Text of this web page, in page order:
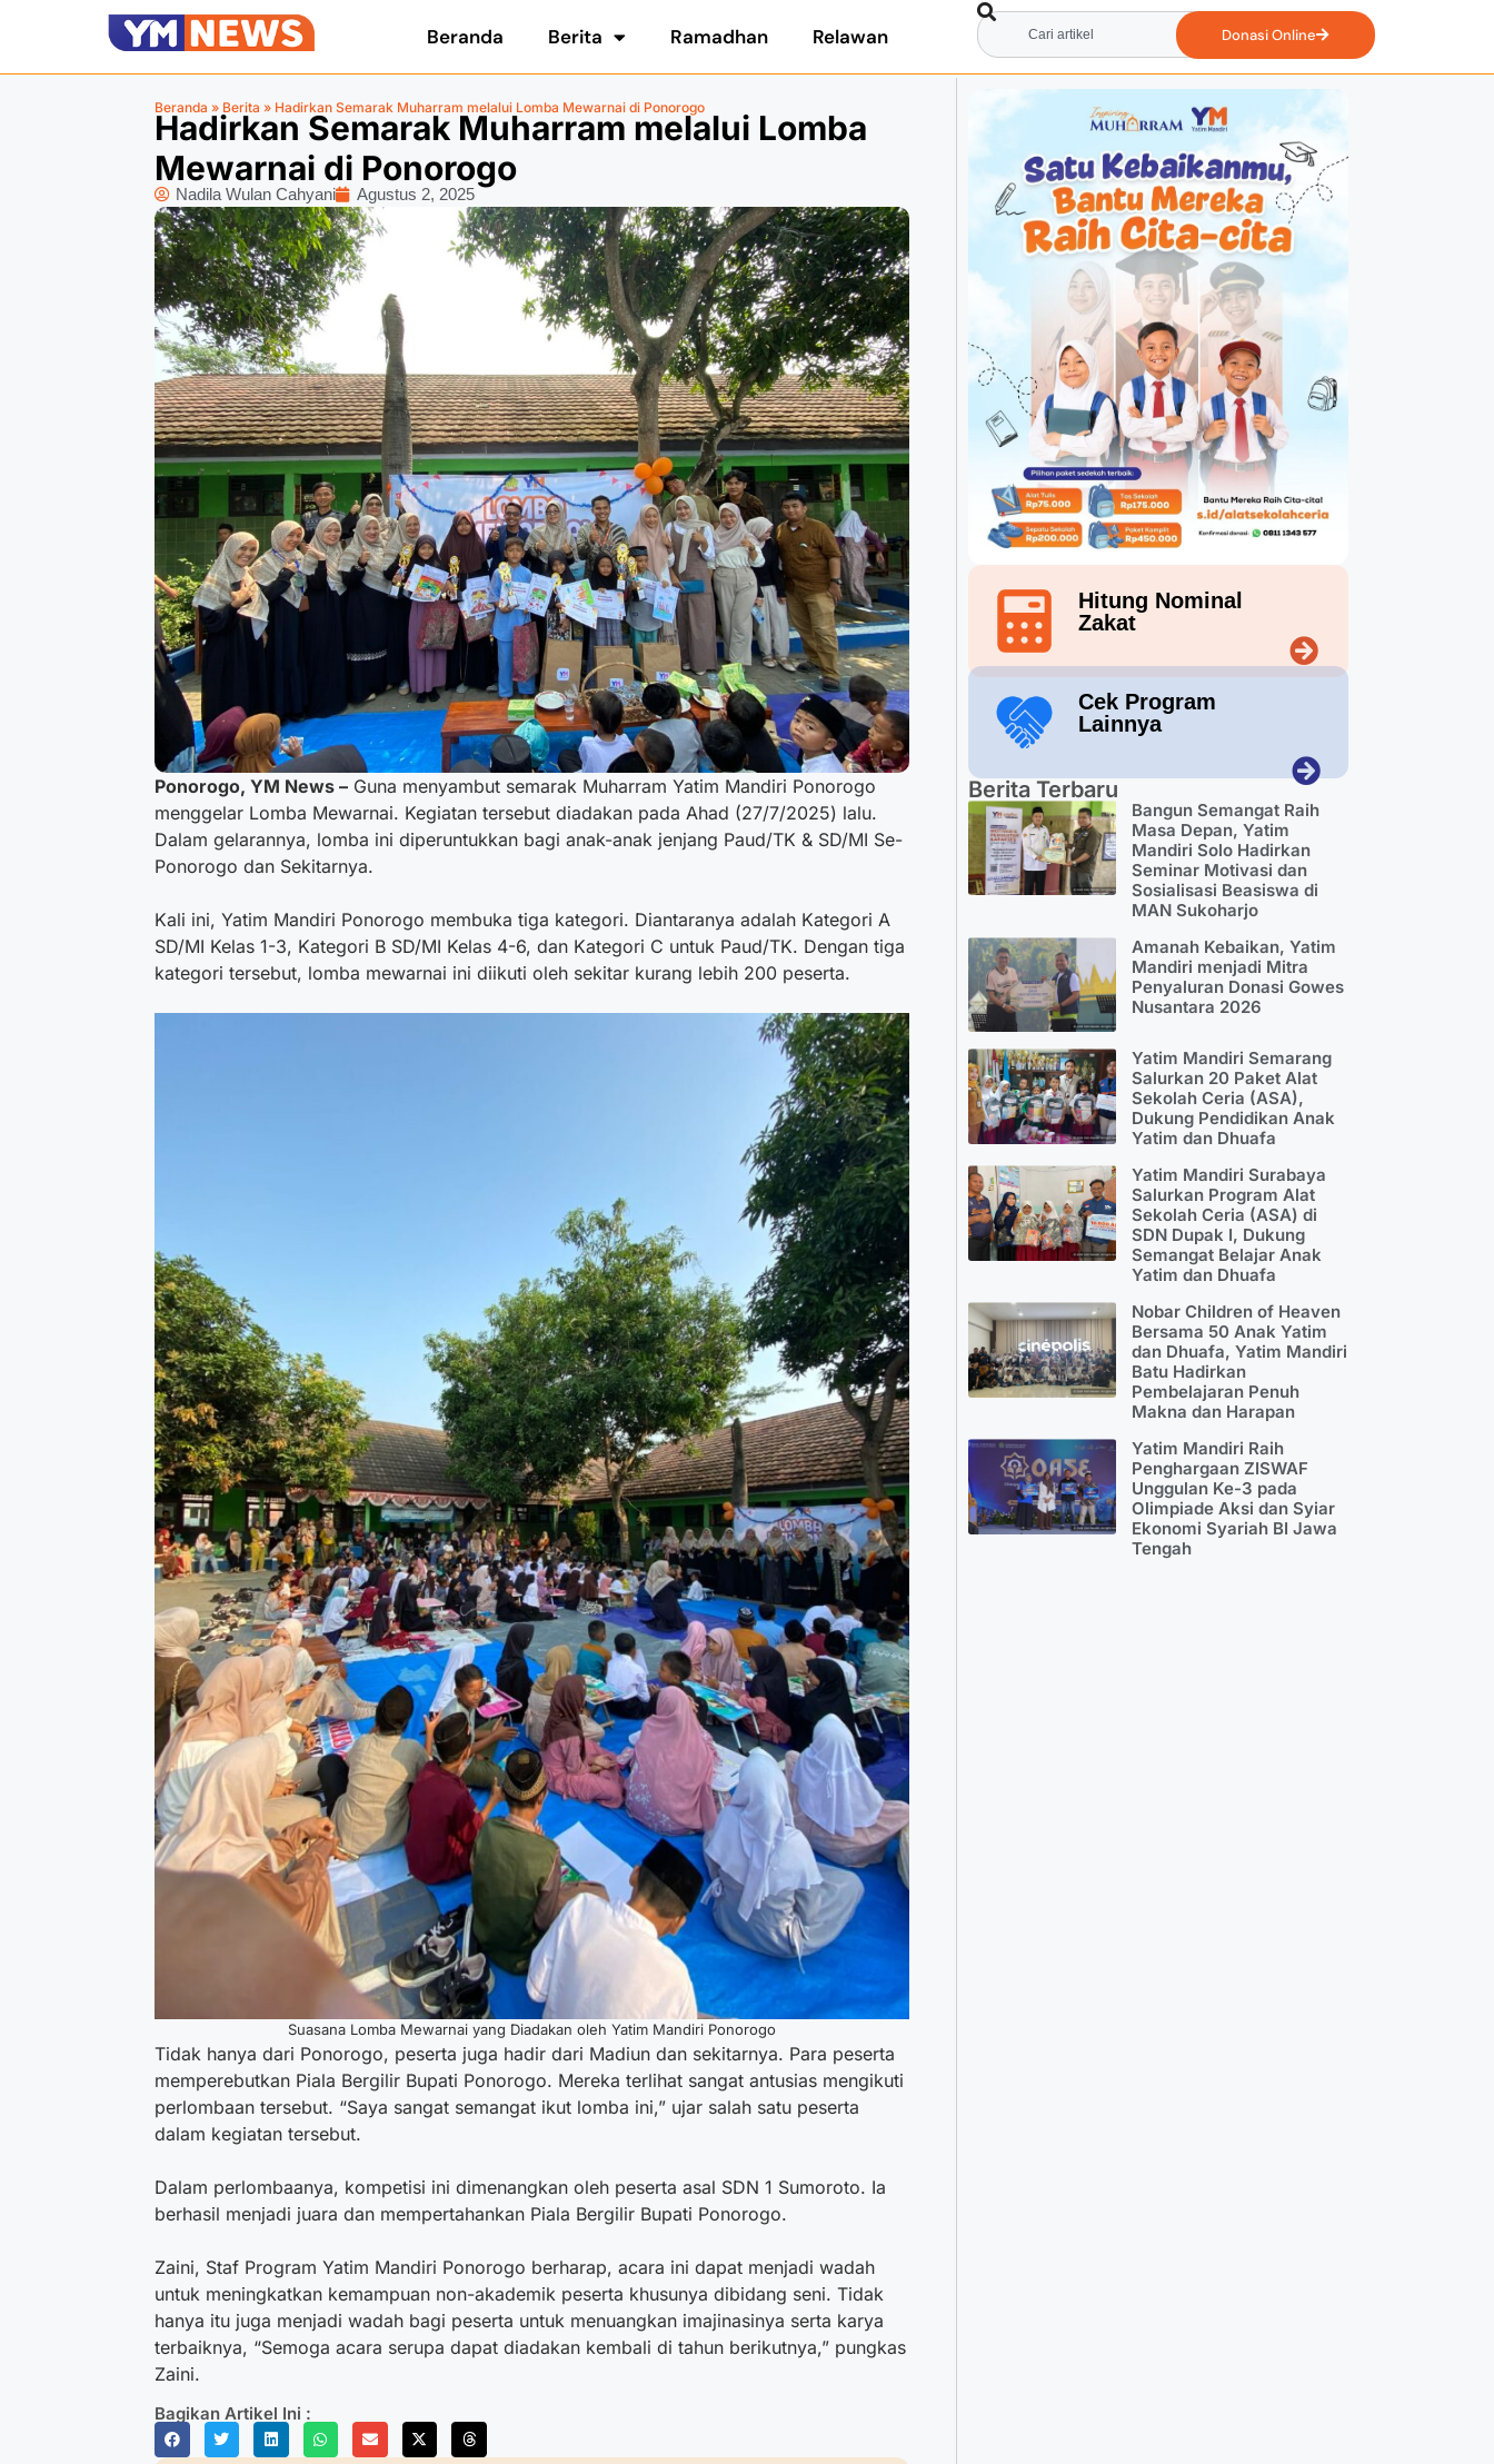
Beranda Berita Ramadhan Relawan Donasi Online
Beranda » Berita » Hadirkan Semarak Muharram melalui Lomba Mewarnai di Ponorogo
Hadirkan Semarak Muharram melalui Lomba
Mewarnai di Ponorogo
Nadila Wulan Cahyani Agustus 2, 2025
Ponorogo, YM News – Guna menyambut semarak Muharram Yatim Mandiri Ponorogo
menggelar Lomba Mewarnai. Kegiatan tersebut diadakan pada Ahad (27/7/2025) lalu.
Dalam gelarannya, lomba ini diperuntukkan bagi anak-anak jenjang Paud/TK & SD/MI Se-
Ponorogo dan Sekitarnya.
Kali ini, Yatim Mandiri Ponorogo membuka tiga kategori. Diantaranya adalah Kategori A
SD/MI Kelas 1-3, Kategori B SD/MI Kelas 4-6, dan Kategori C untuk Paud/TK. Dengan tiga
kategori tersebut, lomba mewarnai ini diikuti oleh sekitar kurang lebih 200 peserta.
Suasana Lomba Mewarnai yang Diadakan oleh Yatim Mandiri Ponorogo
Tidak hanya dari Ponorogo, peserta juga hadir dari Madiun dan sekitarnya. Para peserta
memperebutkan Piala Bergilir Bupati Ponorogo. Mereka terlihat sangat antusias mengikuti
perlombaan tersebut. “Saya sangat semangat ikut lomba ini,” ujar salah satu peserta
dalam kegiatan tersebut.
Dalam perlombaanya, kompetisi ini dimenangkan oleh peserta asal SDN 1 Sumoroto. Ia
berhasil menjadi juara dan mempertahankan Piala Bergilir Bupati Ponorogo.
Zaini, Staf Program Yatim Mandiri Ponorogo berharap, acara ini dapat menjadi wadah
untuk meningkatkan kemampuan non-akademik peserta khusunya dibidang seni. Tidak
hanya itu juga menjadi wadah bagi peserta untuk menuangkan imajinasinya serta karya
terbaiknya, “Semoga acara serupa dapat diadakan kembali di tahun berikutnya,” pungkas
Zaini.
Bagikan Artikel Ini :
Hitung Nominal
Zakat
Cek Program
Lainnya
Berita Terbaru
Bangun Semangat Raih
Masa Depan, Yatim
Mandiri Solo Hadirkan
Seminar Motivasi dan
Sosialisasi Beasiswa di
MAN Sukoharjo
Amanah Kebaikan, Yatim
Mandiri menjadi Mitra
Penyaluran Donasi Gowes
Nusantara 2026
Yatim Mandiri Semarang
Salurkan 20 Paket Alat
Sekolah Ceria (ASA),
Dukung Pendidikan Anak
Yatim dan Dhuafa
Yatim Mandiri Surabaya
Salurkan Program Alat
Sekolah Ceria (ASA) di
SDN Dupak I, Dukung
Semangat Belajar Anak
Yatim dan Dhuafa
Nobar Children of Heaven
Bersama 50 Anak Yatim
dan Dhuafa, Yatim Mandiri
Batu Hadirkan
Pembelajaran Penuh
Makna dan Harapan
Yatim Mandiri Raih
Penghargaan ZISWAF
Unggulan Ke-3 pada
Olimpiade Aksi dan Syiar
Ekonomi Syariah BI Jawa
Tengah